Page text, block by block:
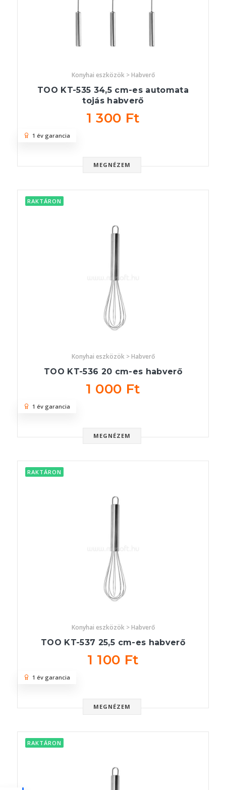
Konyhai eszközök > Habverő
TOO KT-535 34,5 cm-es automata
tojás habverő
1 300 Ft
MEGNÉZEM
1 év garancia
RAKTÁRON
Konyhai eszközök > Habverő
TOO KT-536 20 cm-es habverő
1 000 Ft
MEGNÉZEM
1 év garancia
RAKTÁRON
Konyhai eszközök > Habverő
TOO KT-537 25,5 cm-es habverő
1 100 Ft
MEGNÉZEM
1 év garancia
RAKTÁRON